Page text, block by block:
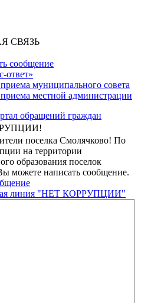
СВЯЗЬ
сообщение
ответ»
муниципального совета
местной администрации
поселка Смолячково! По
на территории
образования поселок
можете написать сообщение.